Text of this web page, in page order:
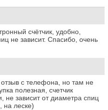
счётчик, удобно,
не зависит. Спасибо, очень
с телефона, но там не
полезная, счетчик
не зависит от диаметра спиц
леске)